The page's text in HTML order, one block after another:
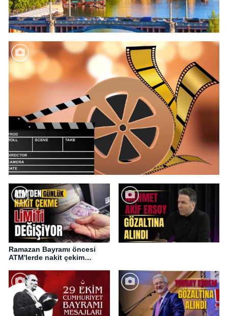
Ramazan Bayramı öncesi
ATM'lerde nakit çekim